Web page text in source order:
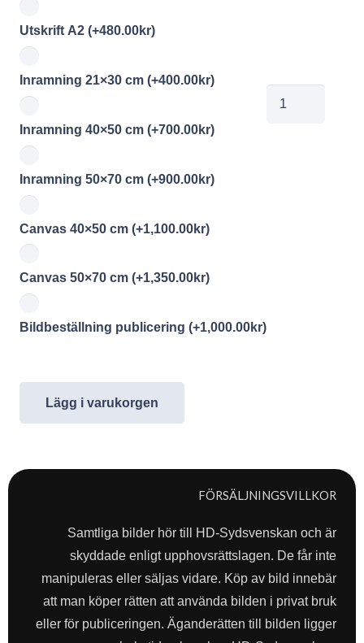
Utskrift A2 (+480.00kr)
Inramning 21×30 cm (+400.00kr)
Inramning 40×50 cm (+700.00kr)
Inramning 50×70 cm (+900.00kr)
Canvas 40×50 cm (+1,100.00kr)
Canvas 50×70 cm (+1,350.00kr)
Bildbeställning publicering (+1,000.00kr)
Lägg i varukorgen
FÖRSÄLJNINGSVILLKOR
Samtliga bilder hör till HD-Sydsvenskan och är
skyddade enligt upphovsrättslagen. De får inte
manipuleras eller säljas vidare. Köp av bild innebär
att man köper rätten att använda bilden i privat bruk
eller för publiceringen. Äganderätten till bilden ligger